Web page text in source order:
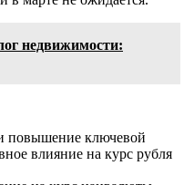
недвижимости:
повышение ключевой
влияние на курс рубля